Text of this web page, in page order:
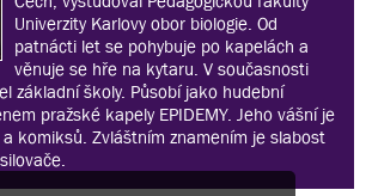
Univerzity Karlovy obor biologie. Od
patnácti let se pohybuje po kapelách a
věnuje se hře na kytaru. V současnosti
základní školy. Působí jako hudební
pražské kapely EPIDEMY. Jeho vášní je
komiksů. Zvláštním znamením je slabost